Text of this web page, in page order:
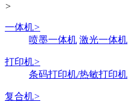
>
一体机>
喷墨一体机 激光一体机
打印机>
条码打印机/热敏打印机
复合机>